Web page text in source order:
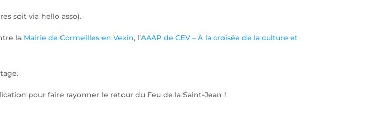
soit via hello asso).
la Mairie de Cormeilles en Vexin, l’AAAP de CEV – À la croisée de la culture et
pour faire rayonner le retour du Feu de la Saint-Jean !